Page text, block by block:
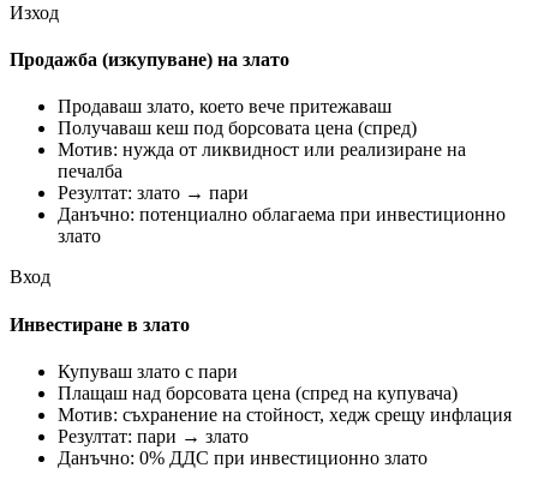
Изход
Продажба (изкупуване) на злато
Продаваш злато, което вече притежаваш
Получаваш кеш под борсовата цена (спред)
Мотив: нужда от ликвидност или реализиране на
печалба
Резултат: злато → пари
Данъчно: потенциално облагаема при инвестиционно
злато
Вход
Инвестиране в злато
Купуваш злато с пари
Плащаш над борсовата цена (спред на купувача)
Мотив: съхранение на стойност, хедж срещу инфлация
Резултат: пари → злато
Данъчно: 0% ДДС при инвестиционно злато